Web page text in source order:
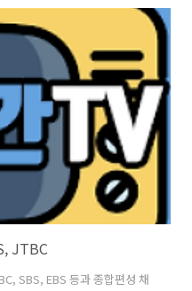
을 제공하고 있습니다. TV 안
시청할 수 없는 곳, 그리고
나 어디서나 쉽고 빠르게 무료
는 실시간 티비 온에어 편성표
로그램을 미리 확인하..
JTBC
SBS, EBS 등과 종합편성 채